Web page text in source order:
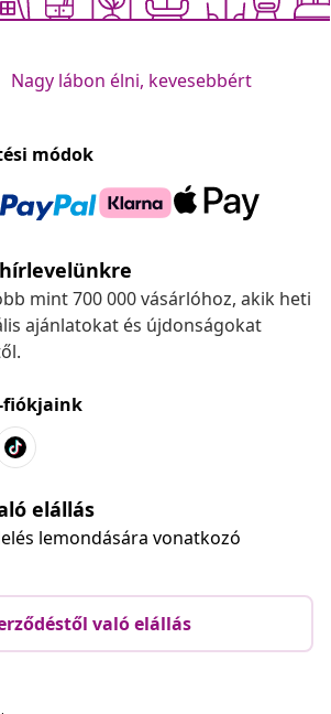
Nagy lábon élni, kevesebbért
módok
mint 700 000 vásárlóhoz, akik heti
ajánlatokat és újdonságokat
fiókjaink
elállás
lemondására vonatkozó
való elállás